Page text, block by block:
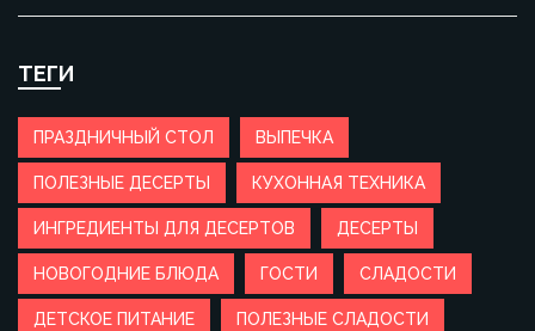
ТЕГИ
ПРАЗДНИЧНЫЙ СТОЛ ВЫПЕЧКА
ПОЛЕЗНЫЕ ДЕСЕРТЫ КУХОННАЯ ТЕХНИКА
ИНГРЕДИЕНТЫ ДЛЯ ДЕСЕРТОВ ДЕСЕРТЫ
НОВОГОДНИЕ БЛЮДА ГОСТИ СЛАДОСТИ
ДЕТСКОЕ ПИТАНИЕ ПОЛЕЗНЫЕ СЛАДОСТИ